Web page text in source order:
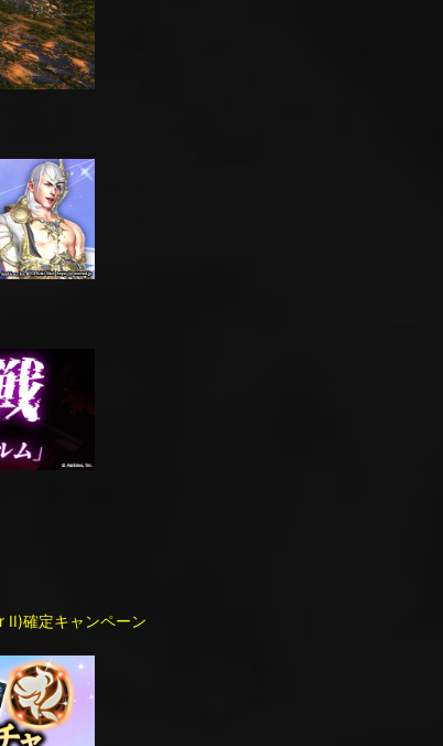
II)確定キャンペーン